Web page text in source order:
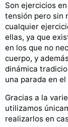
Son ejercicios
tensión pero sin
cualquier
ellas, ya que
en los que no
cuerpo, y
dinámica
una parada en
Gracias a la
utilizamos
realizarlos en